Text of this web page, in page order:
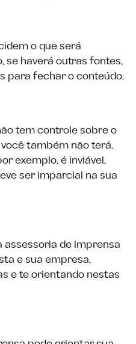
o que será
se haverá outras fontes,
para fechar o conteúdo.
tem controle sobre o
também não terá.
exemplo, é inviável,
ser imparcial na sua
assessoria de imprensa
e sua empresa,
e te orientando nestas